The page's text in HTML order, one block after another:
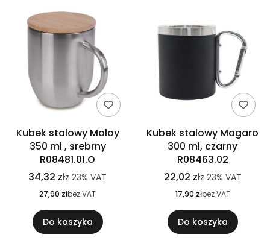
Kubek stalowy Maloy
350 ml , srebrny
R08481.01.O
34,32 złz 23% VAT
27,90 złbez VAT
Do koszyka
Kubek stalowy Magaro
300 ml, czarny
R08463.02
22,02 złz 23% VAT
17,90 złbez VAT
Do koszyka